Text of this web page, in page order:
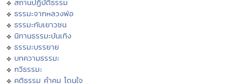
ธรรมะจากหลวงพ่อ
ธรรมะกับเยาวชน
นิทานธรรมะบันเทิง
ธรรมะบรรยาย
บทความธรรมะ
กวีธรรมะ
คติธรรม คำคม โดนใจ